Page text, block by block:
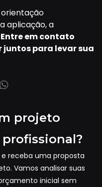
aplicação, a
Entre em contato
para levar sua
projeto
receba uma proposta
Vamos analisar suas
inicial sem